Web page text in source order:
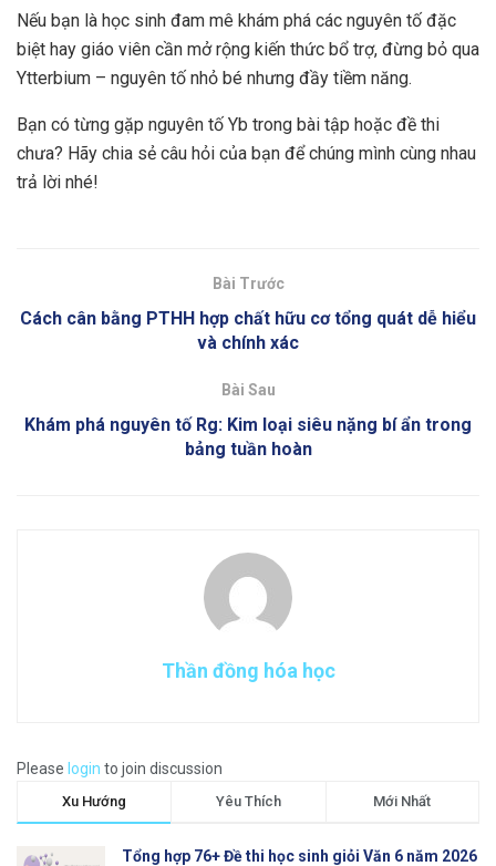
Nếu bạn là học sinh đam mê khám phá các nguyên tố đặc
biệt hay giáo viên cần mở rộng kiến thức bổ trợ, đừng bỏ qua
Ytterbium – nguyên tố nhỏ bé nhưng đầy tiềm năng.
Bạn có từng gặp nguyên tố Yb trong bài tập hoặc đề thi
chưa? Hãy chia sẻ câu hỏi của bạn để chúng mình cùng nhau
trả lời nhé!
Bài Trước
Cách cân bằng PTHH hợp chất hữu cơ tổng quát dễ hiểu
và chính xác
Bài Sau
Khám phá nguyên tố Rg: Kim loại siêu nặng bí ẩn trong
bảng tuần hoàn
Thần đồng hóa học
Please login to join discussion
Xu Hướng Yêu Thích Mới Nhất
Tổng hợp 76+ Đề thi học sinh giỏi Văn 6 năm 2026